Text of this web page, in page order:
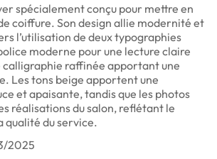
spécialement conçu pour mettre en
coiffure. Son design allie modernité et
l’utilisation de deux typographies
moderne pour une lecture claire
calligraphie raffinée apportant une
Les tons beige apportent une
et apaisante, tandis que les photos
réalisations du salon, reflétant le
qualité du service.
2025